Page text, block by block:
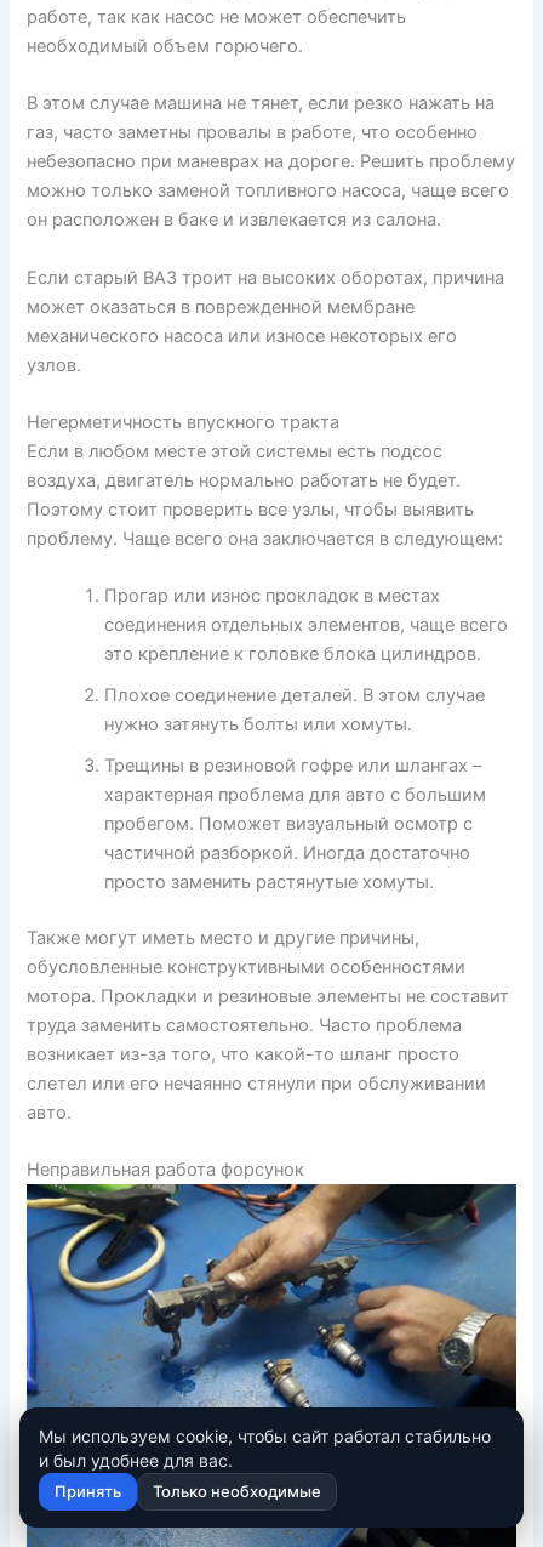
работе, так как насос не может обеспечить
необходимый объем горючего.
В этом случае машина не тянет, если резко нажать на
газ, часто заметны провалы в работе, что особенно
небезопасно при маневрах на дороге. Решить проблему
можно только заменой топливного насоса, чаще всего
он расположен в баке и извлекается из салона.
Если старый ВАЗ троит на высоких оборотах, причина
может оказаться в поврежденной мембране
механического насоса или износе некоторых его
узлов.
Негерметичность впускного тракта
Если в любом месте этой системы есть подсос
воздуха, двигатель нормально работать не будет.
Поэтому стоит проверить все узлы, чтобы выявить
проблему. Чаще всего она заключается в следующем:
Прогар или износ прокладок в местах
соединения отдельных элементов, чаще всего
это крепление к головке блока цилиндров.
Плохое соединение деталей. В этом случае
нужно затянуть болты или хомуты.
Трещины в резиновой гофре или шлангах –
характерная проблема для авто с большим
пробегом. Поможет визуальный осмотр с
частичной разборкой. Иногда достаточно
просто заменить растянутые хомуты.
Также могут иметь место и другие причины,
обусловленные конструктивными особенностями
мотора. Прокладки и резиновые элементы не составит
труда заменить самостоятельно. Часто проблема
возникает из-за того, что какой-то шланг просто
слетел или его нечаянно стянули при обслуживании
авто.
Неправильная работа форсунок
Мы используем cookie, чтобы сайт работал стабильно
и был удобнее для вас.
Принять Только необходимые